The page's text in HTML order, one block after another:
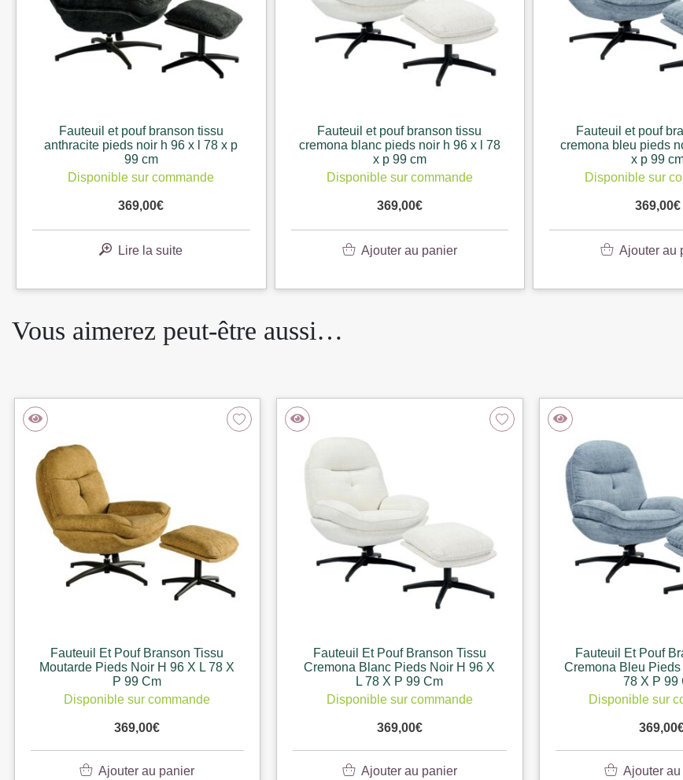
et pouf branson tissu
pieds noir h 96 x l 78 x p
sur commande
Lire la suite
Fauteuil et pouf branson tissu
cremona blanc pieds noir h 96 x l 78
Disponible sur commande
Ajouter au panier
Fauteuil et pouf branson tissu
cremona bleu pieds noir h 96 x l 78
Disponible sur commande
Ajouter au panier
Vous aimerez peut-être aussi…
Fauteuil Et Pouf Branson Tissu
Moutarde Pieds Noir H 96 X L 78 X
P 99 Cm
Disponible sur commande
369,00€
Ajouter au panier
Fauteuil Et Pouf Branson Tissu
Cremona Blanc Pieds Noir H 96 X
L 78 X P 99 Cm
Disponible sur commande
369,00€
Ajouter au panier
Fauteuil Et Pouf
Cremona Bleu
78 X P 99
Disponible sur
369,00
Ajouter